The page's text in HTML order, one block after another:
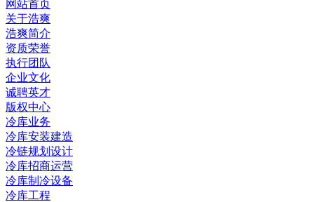
网站首页
关于浩爽
浩爽简介
资质荣誉
执行团队
企业文化
诚聘英才
版权中心
冷库业务
冷库安装建造
冷链规划设计
冷库招商运营
冷库制冷设备
冷库工程